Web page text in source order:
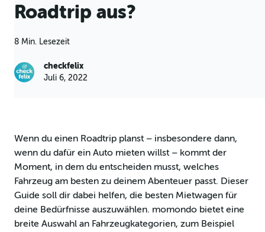
Roadtrip aus?
8 Min. Lesezeit
checkfelix
Juli 6, 2022
Wenn du einen Roadtrip planst – insbesondere dann,
wenn du dafür ein Auto mieten willst – kommt der
Moment, in dem du entscheiden musst, welches
Fahrzeug am besten zu deinem Abenteuer passt. Dieser
Guide soll dir dabei helfen, die besten Mietwagen für
deine Bedürfnisse auszuwählen. momondo bietet eine
breite Auswahl an Fahrzeugkategorien, zum Beispiel